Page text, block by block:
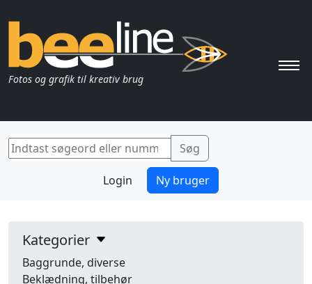
Fotos og grafik til kreativ brug
Login Ny bruger
Kategorier
Baggrunde, diverse
Beklædning, tilbehør